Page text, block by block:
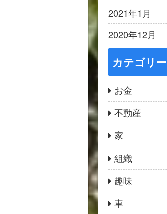
2021年1月
2020年12月
カテゴリー
お金
不動産
家
組織
趣味
車